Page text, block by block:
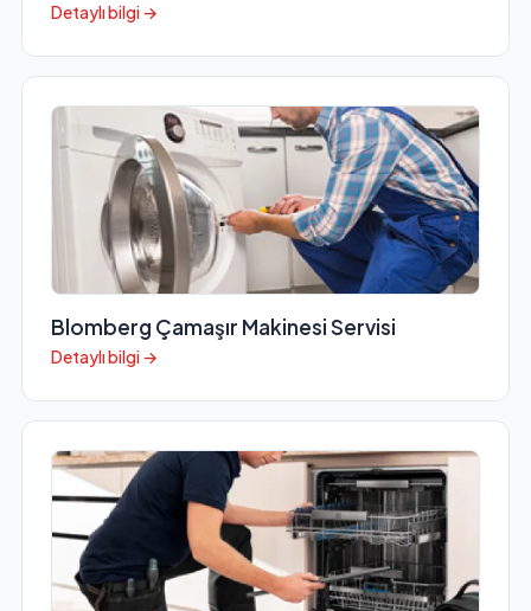
Detaylı bilgi →
Blomberg Çamaşır Makinesi Servisi
Detaylı bilgi →